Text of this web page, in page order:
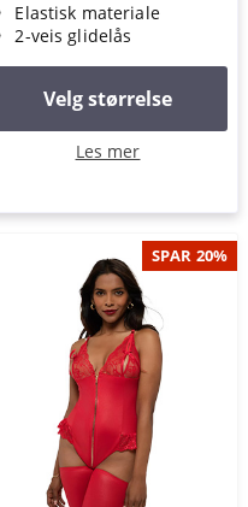
Elastisk materiale
2-veis glidelås
Velg størrelse
Les mer
SPAR 20%